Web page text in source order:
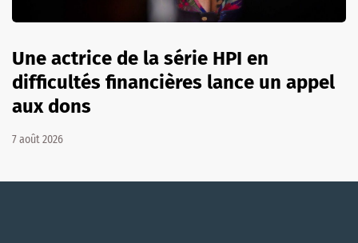
Une actrice de la série HPI en
difficultés financières lance un appel
aux dons
7 août 2026